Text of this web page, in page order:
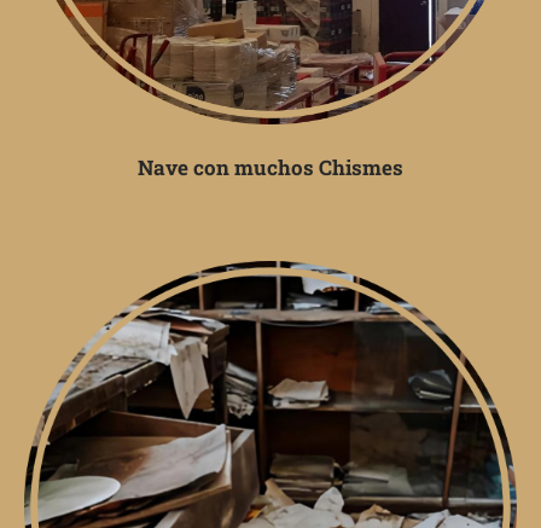
Nave con muchos Chismes